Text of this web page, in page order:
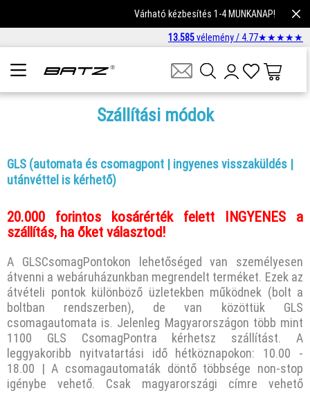
Várható kézbesítés 1-4 MUNKANAP!
13.585vélemény / 4.77★★★★★
Szállítási módok
GLS (automata és csomagpont | ingyenes visszaküldés |
utánvéttel is kérhető)
20.000 forintos kosárérték felett INGYENES a
szállítás, ha őket választod!
A GLSCsomagPontokon lehetőséged van személyesen
átvenni a webáruházunkban megrendelt terméket. Ezek az
átvételi pontok különböző üzletekben működnek (bolt a
boltban rendszerben), de van közöttük GLS
csomagautomata is. Jelenleg Magyarországon több mint
1100 GLS CsomagPontra kérhetsz szállítást. A
leggyakoribb nyitvatartási idő hétköznapokon: 10.00 -
18.00 | A csomagautomaták döntő többsége non-stop
igénybe vehető. Csak magyarországi címre vehető